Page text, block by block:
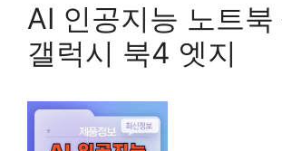
AI 인공지능 노트북
갤럭시 북4 엣지